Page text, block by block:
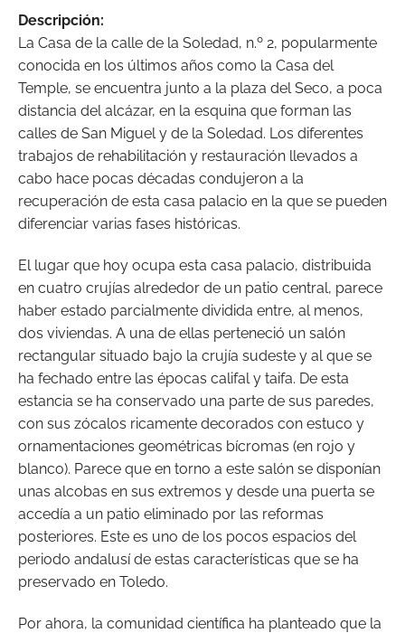
Descripción:
La Casa de la calle de la Soledad, n.º 2, popularmente
conocida en los últimos años como la Casa del
Temple, se encuentra junto a la plaza del Seco, a poca
distancia del alcázar, en la esquina que forman las
calles de San Miguel y de la Soledad. Los diferentes
trabajos de rehabilitación y restauración llevados a
cabo hace pocas décadas condujeron a la
recuperación de esta casa palacio en la que se pueden
diferenciar varias fases históricas.
El lugar que hoy ocupa esta casa palacio, distribuida
en cuatro crujías alrededor de un patio central, parece
haber estado parcialmente dividida entre, al menos,
dos viviendas. A una de ellas perteneció un salón
rectangular situado bajo la crujía sudeste y al que se
ha fechado entre las épocas califal y taifa. De esta
estancia se ha conservado una parte de sus paredes,
con sus zócalos ricamente decorados con estuco y
ornamentaciones geométricas bícromas (en rojo y
blanco). Parece que en torno a este salón se disponían
unas alcobas en sus extremos y desde una puerta se
accedía a un patio eliminado por las reformas
posteriores. Este es uno de los pocos espacios del
periodo andalusí de estas características que se ha
preservado en Toledo.
Por ahora, la comunidad científica ha planteado que la